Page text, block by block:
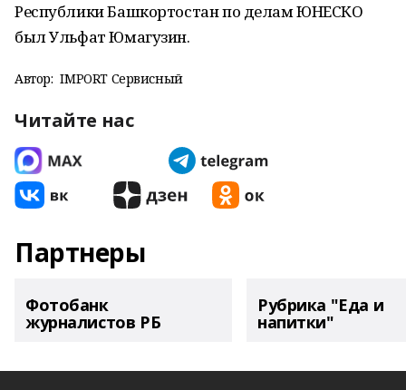
Республики Башкортостан по делам ЮНЕСКО
был Ульфат Юмагузин.
Автор: IMPORT Сервисный
Читайте нас
Партнеры
Фотобанк
журналистов РБ
Рубрика "Еда и
напитки"